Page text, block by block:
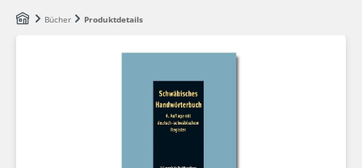
Zum Hauptinhalt springen
Bücher Produktdetails